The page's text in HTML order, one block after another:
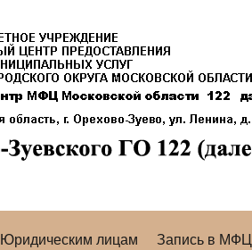
Юридическим лицам Запись в МФЦ